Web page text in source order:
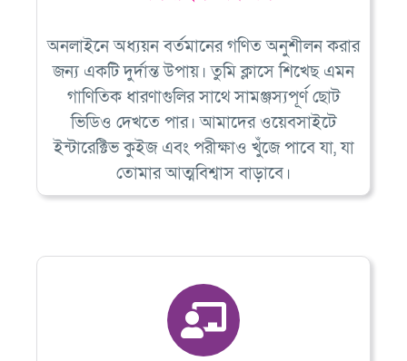
অনলাইনে অধ্যয়ন বর্তমানের গণিত অনুশীলন করার
জন্য একটি দুর্দান্ত উপায়। তুমি ক্লাসে শিখেছ এমন
গাণিতিক ধারণাগুলির সাথে সামঞ্জস্যপূর্ণ ছোট
ভিডিও দেখতে পার। আমাদের ওয়েবসাইটে
ইন্টারেক্টিভ কুইজ এবং পরীক্ষাও খুঁজে পাবে যা, যা
তোমার আত্মবিশ্বাস বাড়াবে।